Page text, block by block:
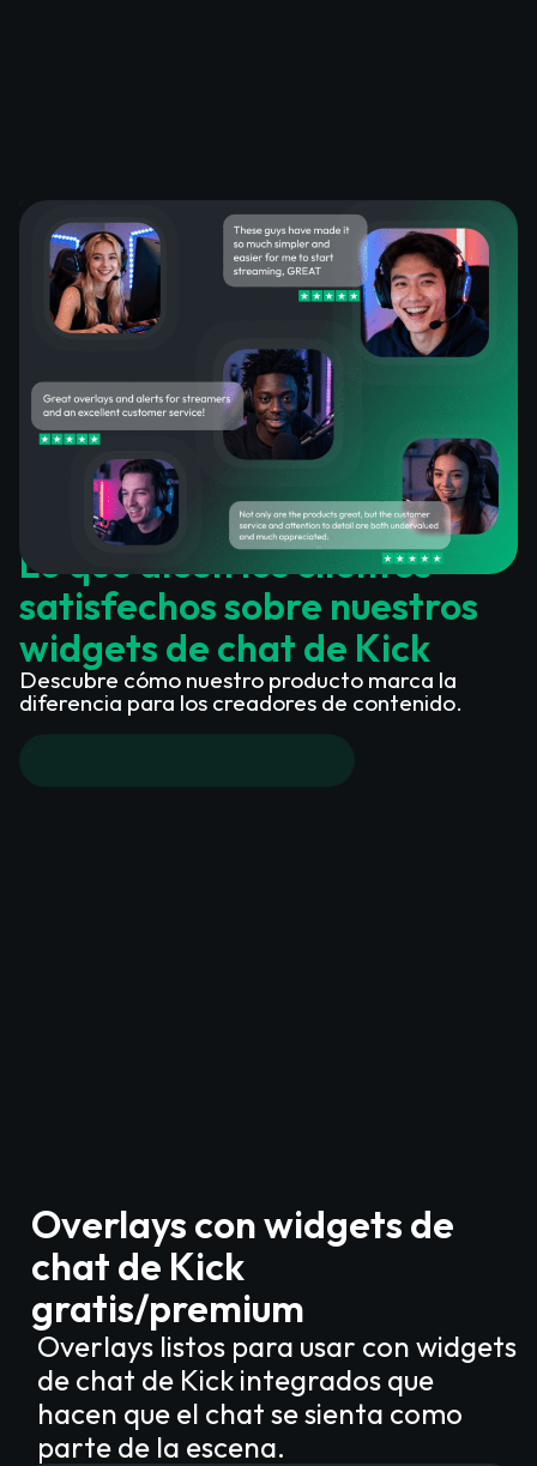
Lo que dicen los clientes
satisfechos sobre nuestros
widgets de chat de Kick
Descubre cómo nuestro producto marca la
diferencia para los creadores de contenido.
Overlays con widgets de
chat de Kick
gratis/premium
Overlays listos para usar con widgets
de chat de Kick integrados que
hacen que el chat se sienta como
parte de la escena.